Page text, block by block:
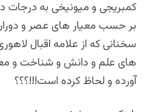
کمبریجی و میونیخی به درجات
بر حسب معیار های عصر و
سخنانی که از علامه اقبال
های علم و دانش و شناخت و
آورده و لحاظ کرده است!!!؟؟؟